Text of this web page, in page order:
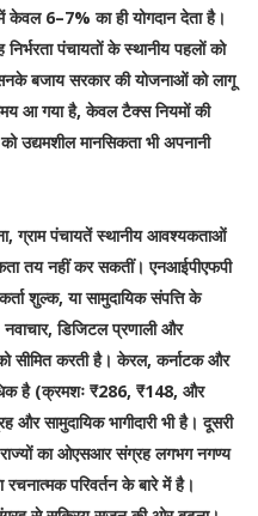
6–7% का ही योगदान देता है।
पंचायतों के स्थानीय पहलों को
बजाय सरकार की योजनाओं को लागू
आ गया है, केवल टैक्स नियमों की
उद्यमशील मानसिकता भी अपनानी
ग्राम पंचायतें स्थानीय आवश्यकताओं
तय नहीं कर सकतीं। एनआईपीएफपी
शुल्क, या सामुदायिक संपत्ति के
डिजिटल प्रणाली और
सीमित करती है। केरल, कर्नाटक और
है (क्रमशः ₹286, ₹148, और
सामुदायिक भागीदारी भी है। दूसरी
का ओएसआर संग्रह लगभग नगण्य
परिवर्तन के बारे में है।